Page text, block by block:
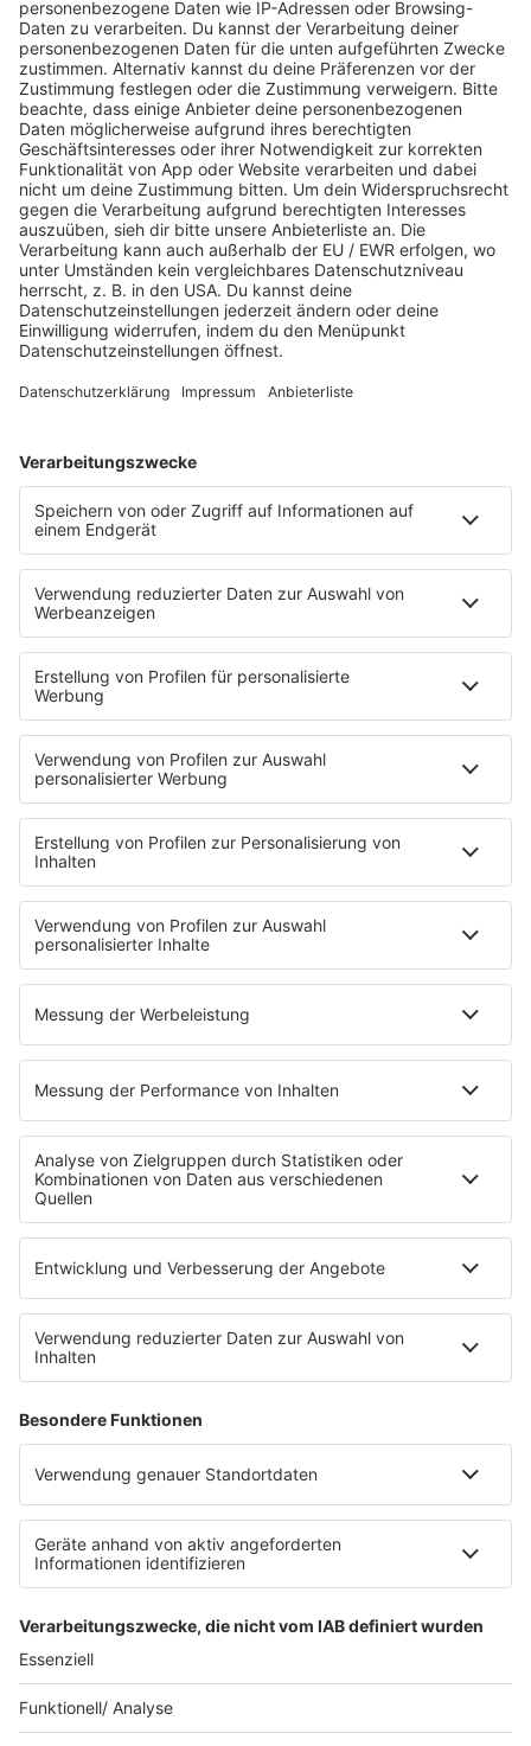
LINKS VON MAX & JOY
INSTAGRAM
WEBSITE
SPOTIFY
STARTSEITE
PRESSE & KONTAKT
Pressekontakt
Pressemeldungen
Über Music Made in Germany
Über Miriam Audrey Hannah
WERBUNG
Leistungen und Produkte
Mediadaten und Preisliste
Datenschutz
Datenschutzeinstellungen
Datenverarbeitung bei Gewinnspielen
Teilnahmebedingungen
Bildnachweise
KI-Leitlinie
Die Initiative für die deutsche
Musikszene